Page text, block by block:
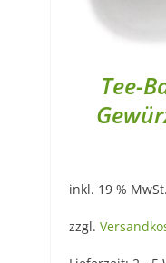
Tee-
inkl. 19 % MwSt.
zzgl.